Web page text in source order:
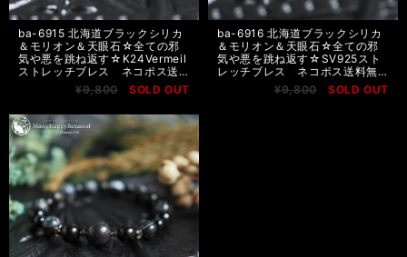
ba-6915 北海道ブラックシリカ
＆モリオン＆天眼石☆全ての邪
気や悪を跳ね返す☆K24Vermeil
ストレッチブレス ネコポス送
¥9,800 SOLD OUT
ba-6916 北海道ブラックシリカ
＆モリオン＆天眼石☆全ての邪
気や悪を跳ね返す☆SV925スト
レッチブレス ネコポス送料無
¥9,800 SOLD OUT